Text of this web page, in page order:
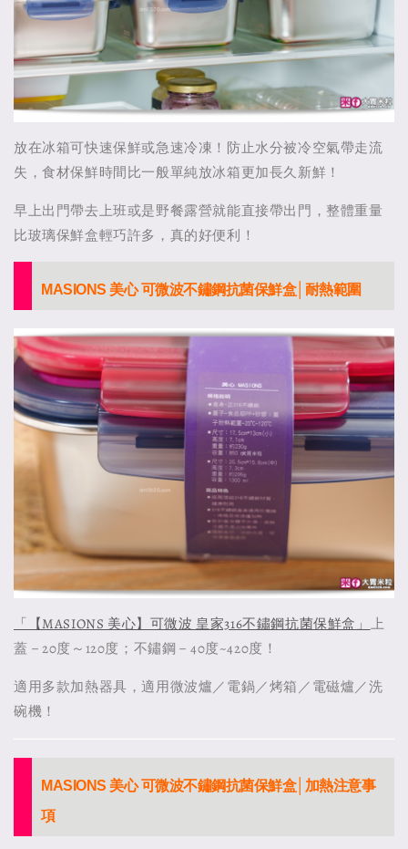
放在冰箱可快速保鮮或急速冷凍！防止水分被冷空氣帶走流
失，食材保鮮時間比一般單純放冰箱更加長久新鮮！
早上出門帶去上班或是野餐露營就能直接帶出門，整體重量
比玻璃保鮮盒輕巧許多，真的好便利！
MASIONS 美心 可微波不鏽鋼抗菌保鮮盒│耐熱範圍
「【MASIONS 美心】可微波 皇家316不鏽鋼抗菌保鮮盒」 上
蓋－20度～120度；不鏽鋼－40度~420度！
適用多款加熱器具，適用微波爐／電鍋／烤箱／電磁爐／洗
碗機！
MASIONS 美心 可微波不鏽鋼抗菌保鮮盒│加熱注意事
項